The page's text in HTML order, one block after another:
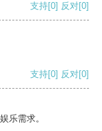
支持[0] 反对[0]
支持[0] 反对[0]
乐需求。